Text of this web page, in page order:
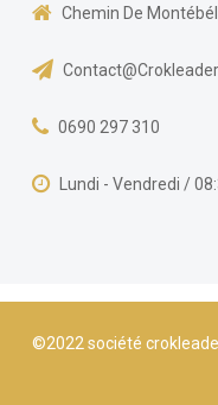
Chemin De
0690 297 310
Lundi - Vendredi /
©2022 société